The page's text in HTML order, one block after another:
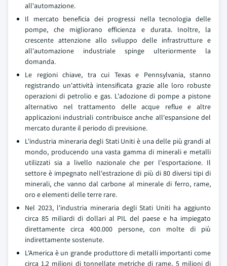
all'automazione.
Il mercato beneficia dei progressi nella tecnologia delle
pompe, che migliorano efficienza e durata. Inoltre, la
crescente attenzione allo sviluppo delle infrastrutture e
all'automazione industriale spinge ulteriormente la
domanda.
Le regioni chiave, tra cui Texas e Pennsylvania, stanno
registrando un'attività intensificata grazie alle loro robuste
operazioni di petrolio e gas. L'adozione di pompe a pistone
alternativo nel trattamento delle acque reflue e altre
applicazioni industriali contribuisce anche all'espansione del
mercato durante il periodo di previsione.
L'industria mineraria degli Stati Uniti è una delle più grandi al
mondo, producendo una vasta gamma di minerali e metalli
utilizzati sia a livello nazionale che per l'esportazione. Il
settore è impegnato nell'estrazione di più di 80 diversi tipi di
minerali, che vanno dal carbone al minerale di ferro, rame,
oro e elementi delle terre rare.
Nel 2023, l'industria mineraria degli Stati Uniti ha aggiunto
circa 85 miliardi di dollari al PIL del paese e ha impiegato
direttamente circa 400.000 persone, con molte di più
indirettamente sostenute.
L'America è un grande produttore di metalli importanti come
circa 1,2 milioni di tonnellate metriche di rame, 5 milioni di